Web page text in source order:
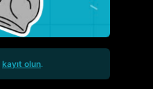
kayıt olun.